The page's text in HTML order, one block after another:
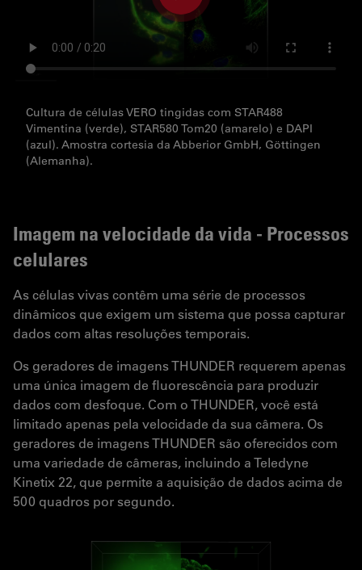
Cultura de células VERO tingidas com STAR488
Vimentina (verde), STAR580 Tom20 (amarelo) e DAPI
(azul). Amostra cortesia da Abberior GmbH, Göttingen
(Alemanha).
Imagem na velocidade da vida - Processos
celulares
As células vivas contêm uma série de processos
dinâmicos que exigem um sistema que possa capturar
dados com altas resoluções temporais.
Os geradores de imagens THUNDER requerem apenas
uma única imagem de fluorescência para produzir
dados com desfoque. Com o THUNDER, você está
limitado apenas pela velocidade da sua câmera. Os
geradores de imagens THUNDER são oferecidos com
uma variedade de câmeras, incluindo a Teledyne
Kinetix 22, que permite a aquisição de dados acima de
500 quadros por segundo.